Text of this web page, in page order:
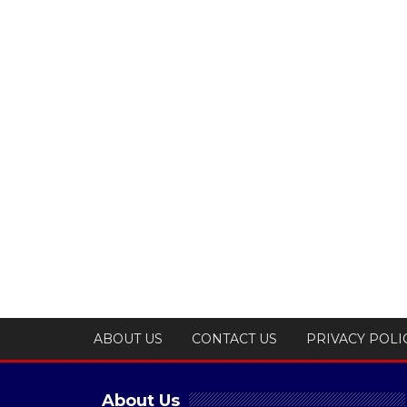
ABOUT US CONTACT US PRIVACY
About Us